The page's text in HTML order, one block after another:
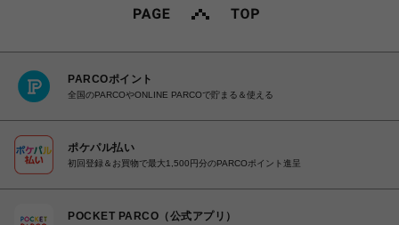
PARCOポイント
全国のPARCOやONLINE PARCOで貯まる＆使える
ポケパル払い
初回登録＆お買物で最大1,500円分のPARCOポイント進呈
POCKET PARCO（公式アプリ）